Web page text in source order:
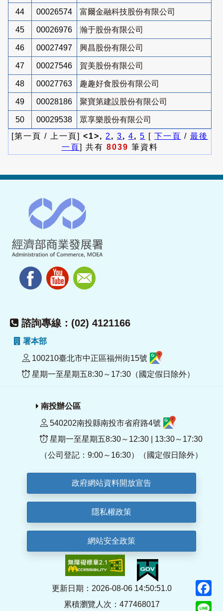
44 00026574 富爾金融科技股份有限公司
45 00026976 瀚于股份有限公司
46 00027497 興昌股份有限公司
47 00027546 賀美股份有限公司
48 00027763 趣趣好食股份有限公司
49 00028186 聚寶第建設股份有限公司
50 00029538
眾享樂股份有限公司
[第一頁 / 上一頁] <1>, 2 , 3, 4, 5 [ 下一頁 / 最後
一頁] 共有 8039 筆資料
諮詢專線：(02) 4121166
署本部
100210臺北市中正區福州街15號
星期一至星期五8:30～17:30（國定假日除外）
南投辦公區
540202南投縣南投市省府路4號
星期一至星期五8:30～12:30 | 13:30～17:30
（公司登記：9:00～16:30）（國定假日除外）
政府網站資料開放宣告
隱私權政策
網站安全政策
更新日期：2026-08-06 14:50:51.0
累積瀏覽人次：477468017